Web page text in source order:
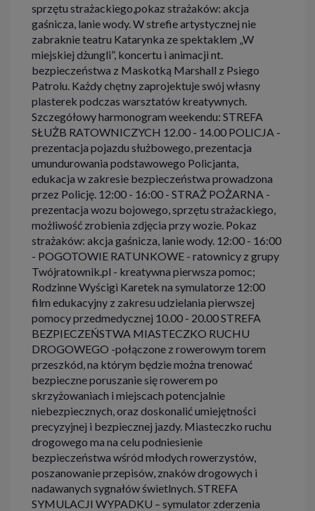
sprzętu strażackiego,pokaz strażaków: akcja
gaśnicza, lanie wody. W strefie artystycznej nie
zabraknie teatru Katarynka ze spektaklem „W
miejskiej dżungli”, koncertu i animacji nt.
bezpieczeństwa z Maskotką Marshall z Psiego
Patrolu. Każdy chętny zaprojektuje swój własny
plasterek podczas warsztatów kreatywnych.
Szczegółowy harmonogram weekendu: STREFA
SŁUŻB RATOWNICZYCH 12.00 - 14.00 POLICJA -
prezentacja pojazdu służbowego, prezentacja
umundurowania podstawowego Policjanta,
edukacja w zakresie bezpieczeństwa prowadzona
przez Policję. 12:00 - 16:00 - STRAŻ POŻARNA -
prezentacja wozu bojowego, sprzętu strażackiego,
możliwość zrobienia zdjęcia przy wozie. Pokaz
strażaków: akcja gaśnicza, lanie wody. 12:00 - 16:00
- POGOTOWIE RATUNKOWE - ratownicy z grupy
Twójratownik.pl - kreatywna pierwsza pomoc;
Rodzinne Wyścigi Karetek na symulatorze 12:00
film edukacyjny z zakresu udzielania pierwszej
pomocy przedmedycznej 10.00 - 20.00 STREFA
BEZPIECZEŃSTWA MIASTECZKO RUCHU
DROGOWEGO -połączone z rowerowym torem
przeszkód, na którym będzie można trenować
bezpieczne poruszanie się rowerem po
skrzyżowaniach i miejscach potencjalnie
niebezpiecznych, oraz doskonalić umiejętności
precyzyjnej i bezpiecznej jazdy. Miasteczko ruchu
drogowego ma na celu podniesienie
bezpieczeństwa wśród młodych rowerzystów,
poszanowanie przepisów, znaków drogowych i
nadawanych sygnałów świetlnych. STREFA
SYMULACJI WYPADKU – symulator zderzenia